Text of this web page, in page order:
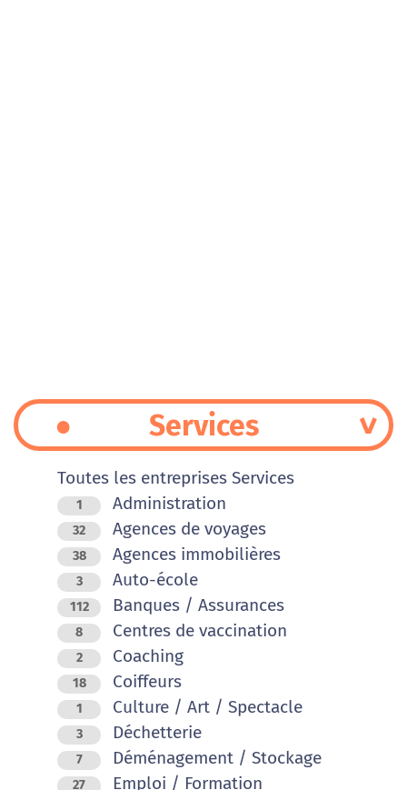
Services
Toutes les entreprises Services
1 Administration
32 Agences de voyages
38 Agences immobilières
3 Auto-école
112 Banques / Assurances
8 Centres de vaccination
2 Coaching
18 Coiffeurs
1 Culture / Art / Spectacle
3 Déchetterie
7 Déménagement / Stockage
27 Emploi / Formation